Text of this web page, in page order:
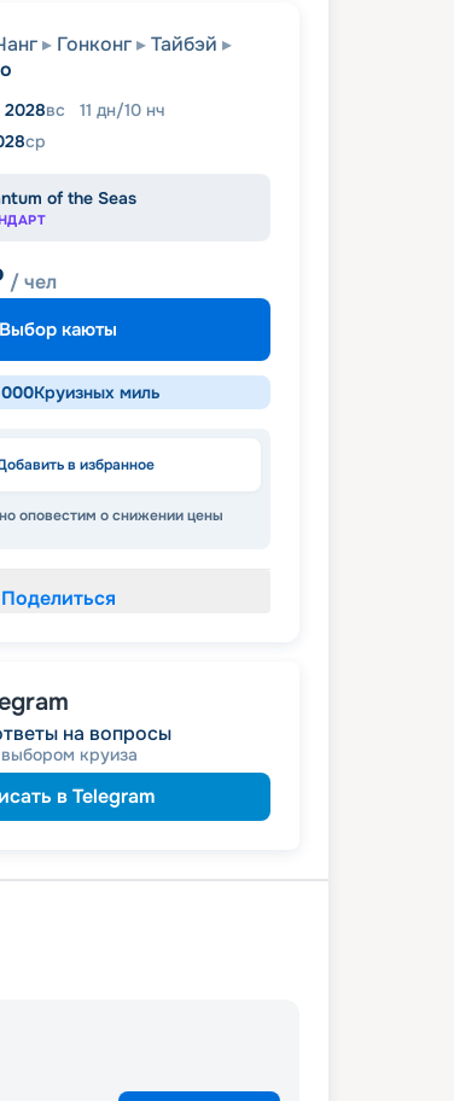
Гонконг
Тайбэй
вс 11 дн/10 нч
ср
of the Seas
/ чел
Выбор каюты
000Круизных миль
в избранное
оповестим о снижении цены
Поделиться
на вопросы
круиза
в Telegram